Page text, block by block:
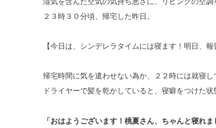
２３時３０分頃、帰宅した昨日。
【今日は、シンデレラタイムには寝ます！明日、
帰宅時間に気を遣わせない為か、２２時には就寝し
ドライヤーで髪を乾かしていると、寝癖をつけた状
「おはようございます！桃夏さん、ちゃんと寝れま